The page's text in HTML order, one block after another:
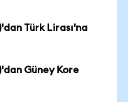
Türk Lirası'na
Güney Kore